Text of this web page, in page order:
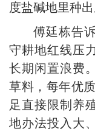
度盐碱地里种
傅廷栋告
守耕地红线压
长期闲置浪费
草料，每年优
足直接限制养
地办法投入大